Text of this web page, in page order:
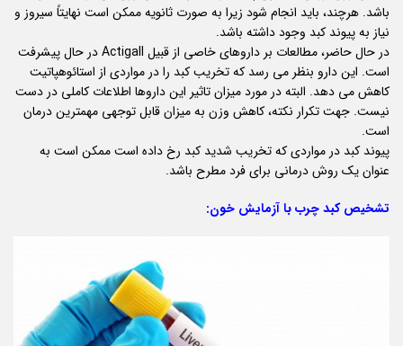
باشد. هرچند، باید انجام شود زیرا به صورت ثانویه ممکن است نهایتاً سیروز و
نیاز به پیوند کبد وجود داشته باشد.
در حال حاضر، مطالعات بر داروهای خاصی از قبیل Actigall در حال پیشرفت
است. این دارو بنظر می رسد که تخریب کبد را در مواردی از استائوهپاتیت
کاهش می دهد. البته در مورد میزان تاثیر این داروها اطلاعات کاملی در دست
نیست. جهت تکرار نکته، کاهش وزن به میزان قابل توجهی مهمترین درمان
است.
پیوند کبد در مواردی که تخریب شدید کبد رخ داده است ممکن است به
عنوان یک روش درمانی برای فرد مطرح باشد.
تشخیص کبد چرب با آزمایش خون: